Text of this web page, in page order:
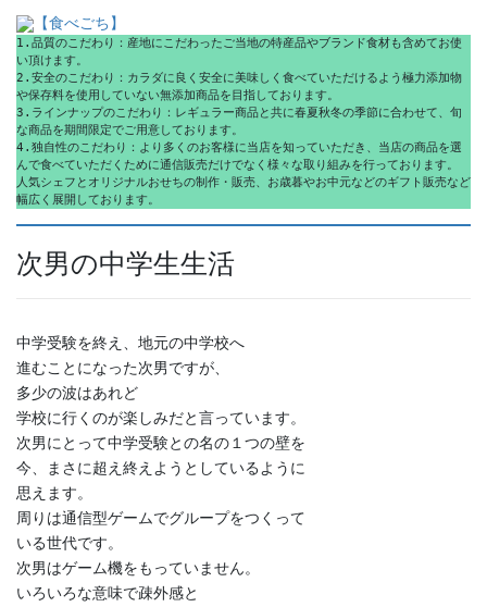
【食べごち】
1.品質のこだわり：産地にこだわったご当地の特産品やブランド食材も含めてお使
い頂けます。
2.安全のこだわり：カラダに良く安全に美味しく食べていただけるよう極力添加物
や保存料を使用していない無添加商品を目指しております。
3.ラインナップのこだわり：レギュラー商品と共に春夏秋冬の季節に合わせて、旬
な商品を期間限定でご用意しております。
4.独自性のこだわり：より多くのお客様に当店を知っていただき、当店の商品を選
んで食べていただくために通信販売だけでなく様々な取り組みを行っております。
人気シェフとオリジナルおせちの制作・販売、お歳暮やお中元などのギフト販売など
幅広く展開しております。
次男の中学生生活
中学受験を終え、地元の中学校へ
進むことになった次男ですが、
多少の波はあれど
学校に行くのが楽しみだと言っています。
次男にとって中学受験との名の１つの壁を
今、まさに超え終えようとしているように
思えます。
周りは通信型ゲームでグループをつくって
いる世代です。
次男はゲーム機をもっていません。
いろいろな意味で疎外感と